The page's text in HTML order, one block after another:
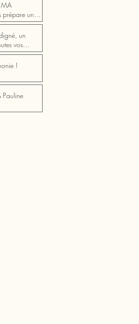
MA
prépare une
Mercredi 14
avec les
✨💖
un
vos
!
Pauline